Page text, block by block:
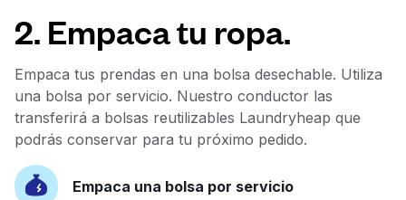
2. Empaca tu ropa.
Empaca tus prendas en una bolsa desechable. Utiliza
una bolsa por servicio. Nuestro conductor las
transferirá a bolsas reutilizables Laundryheap que
podrás conservar para tu próximo pedido.
Empaca una bolsa por servicio